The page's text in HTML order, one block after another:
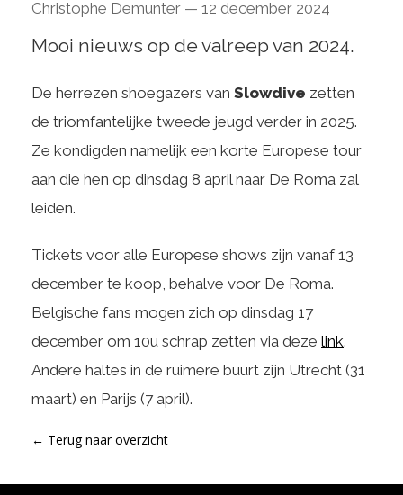
Christophe Demunter — 12 december 2024
Mooi nieuws op de valreep van 2024.
De herrezen shoegazers van Slowdive zetten
de triomfantelijke tweede jeugd verder in 2025.
Ze kondigden namelijk een korte Europese tour
aan die hen op dinsdag 8 april naar De Roma zal
leiden.
Tickets voor alle Europese shows zijn vanaf 13
december te koop, behalve voor De Roma.
Belgische fans mogen zich op dinsdag 17
december om 10u schrap zetten via deze link.
Andere haltes in de ruimere buurt zijn Utrecht (31
maart) en Parijs (7 april).
← Terug naar overzicht